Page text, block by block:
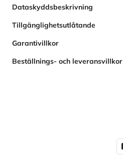
Dataskyddsbeskrivning
Tillgänglighetsutlåtande
Garantivillkor
Beställnings- och leveransvillkor